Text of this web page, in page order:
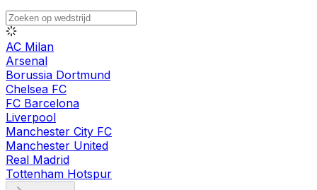
AC Milan
Arsenal
Borussia Dortmund
Chelsea FC
FC Barcelona
Liverpool
Manchester City FC
Manchester United
Real Madrid
Tottenham Hotspur